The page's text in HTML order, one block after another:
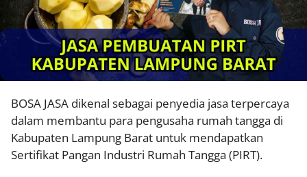
BOSA JASA dikenal sebagai penyedia jasa terpercaya
dalam membantu para pengusaha rumah tangga di
Kabupaten Lampung Barat untuk mendapatkan
Sertifikat Pangan Industri Rumah Tangga (PIRT).